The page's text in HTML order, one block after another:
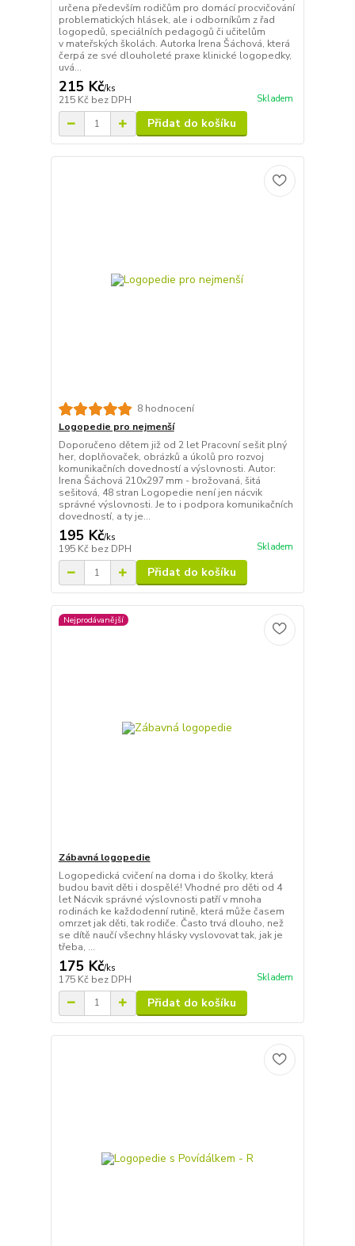
určena především rodičům pro domácí procvičování
problematických hlásek, ale i odborníkům z řad
logopedů, speciálních pedagogů či učitelům
v mateřských školách. Autorka Irena Šáchová, která
čerpá ze své dlouholeté praxe klinické logopedky,
uvá...
215 Kč/ks
215 Kč bez DPH Skladem
Přidat do košíku
8 hodnocení
Logopedie pro nejmenší
Doporučeno dětem již od 2 let Pracovní sešit plný
her, doplňovaček, obrázků a úkolů pro rozvoj
komunikačních dovedností a výslovnosti. Autor:
Irena Šáchová 210x297 mm - brožovaná, šitá
sešitová, 48 stran Logopedie není jen nácvik
správné výslovnosti. Je to i podpora komunikačních
dovedností, a ty je...
195 Kč/ks
195 Kč bez DPH Skladem
Přidat do košíku
Nejprodávanější
Zábavná logopedie
Logopedická cvičení na doma i do školky, která
budou bavit děti i dospělé! Vhodné pro děti od 4
let Nácvik správné výslovnosti patří v mnoha
rodinách ke každodenní rutině, která může časem
omrzet jak děti, tak rodiče. Často trvá dlouho, než
se dítě naučí všechny hlásky vyslovovat tak, jak je
třeba, ...
175 Kč/ks
175 Kč bez DPH Skladem
Přidat do košíku